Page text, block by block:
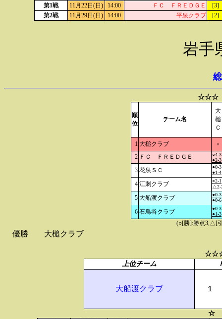
第1戦
11月22日(日) 14:00 ＦＣ ＦＲＥＤＧＥ
[3]
第2戦
11月29日(日) 14:00 平泉クラブ [2]
岩手
☆☆☆
順
位
チーム名
大
槌
Ｃ
1 大槌クラブ ×
2 ＦＣ ＦＲＥＤＧＥ
○4-3
●2-3
3 花泉ＳＣ
●0-3
●1-4
4 江刺クラブ
○2-1
△2-
5 大船渡クラブ
●0-3
●0-6
6 石鳥谷クラブ
●0-3
●1-3
(○[勝]:勝点3,△[
優勝 大槌クラブ
上位チーム
大船渡クラブ １
☆